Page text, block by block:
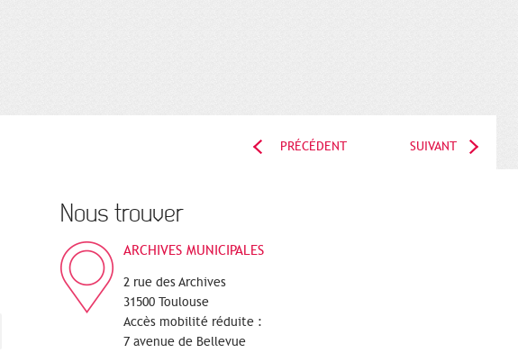
PRÉCÉDENT SUIVANT
Nous trouver
ARCHIVES MUNICIPALES
2 rue des Archives
31500 Toulouse
Accès mobilité réduite :
7 avenue de Bellevue